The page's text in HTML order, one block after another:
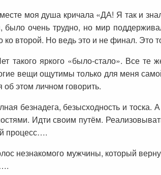
моя душа кричала «ДА! Я так и
было очень трудно, но мир
второй. Но ведь это и не финал. Это
такого яркого «было-стало». Все
вещи ощутимы только для меня
этом личном говорить.
безнадега, безысходность и тоска.
Идти своим путём.
процесс….
незнакомого мужчины, который